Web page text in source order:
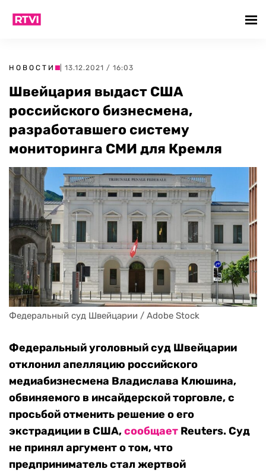
НОВОСТИ | 13.12.2021 / 16:03
Швейцария выдаст США
российского бизнесмена,
разработавшего систему
мониторинга СМИ для Кремля
Федеральный суд Швейцарии / Adobe Stock
Федеральный уголовный суд Швейцарии
отклонил апелляцию российского
медиабизнесмена Владислава Клюшина,
обвиняемого в инсайдерской торговле, с
просьбой отменить решение о его
экстрадиции в США,сообщает Reuters. Суд
не принял аргумент о том, что
предприниматель стал жертвой